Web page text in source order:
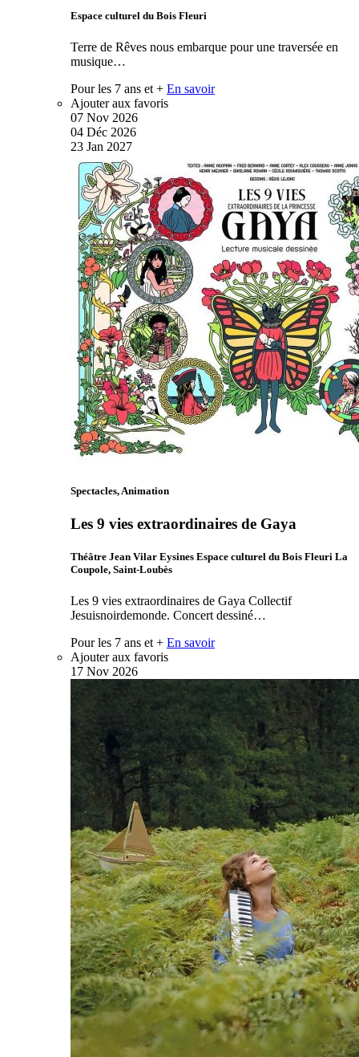
Espace culturel du Bois Fleuri
Terre de Rêves nous embarque pour une traversée en
musique…
Pour les 7 ans et + En savoir
Ajouter aux favoris
07 Nov 2026
04 Déc 2026
23 Jan 2027
Spectacles, Animation
Les 9 vies extraordinaires de Gaya
Théâtre Jean Vilar Eysines Espace culturel du Bois Fleuri La
Coupole, Saint-Loubès
Les 9 vies extraordinaires de Gaya Collectif
Jesuisnoirdemonde. Concert dessiné…
Pour les 7 ans et + En savoir
Ajouter aux favoris
17 Nov 2026